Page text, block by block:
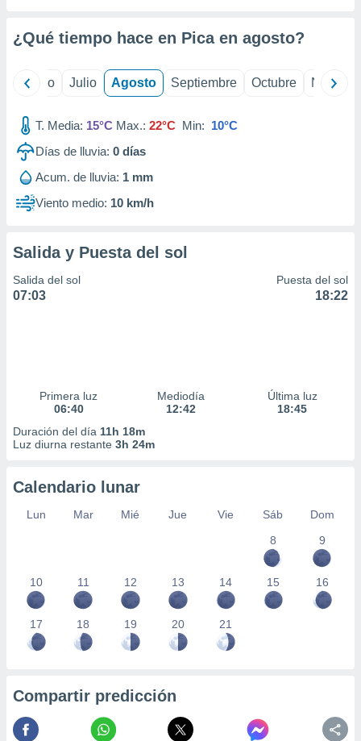
mediante
publicidad
1199
¿Qué tiempo hace en Pica en agosto?
Junio Julio Agosto Septiembre Octubre
T. Media: 15°C Max.: 22°C Min: 10°C
Días de lluvia: 0 días
Acum. de lluvia: 1 mm
Viento medio: 10 km/h
Salida y Puesta del sol
Salida del sol
07:03
Puesta del sol
18:22
Primera luz
06:40
Mediodía
12:42
Última luz
18:45
Duración del día 11h 18m
Luz diurna restante 3h 24m
Calendario lunar
Lun Mar Mié Jue Vie Sáb
Dom
8
9
10 11 12 13 14 15 16
17 18 19 20 21
Compartir predicción